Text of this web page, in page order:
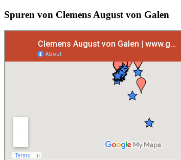
Spuren von Clemens August von Galen